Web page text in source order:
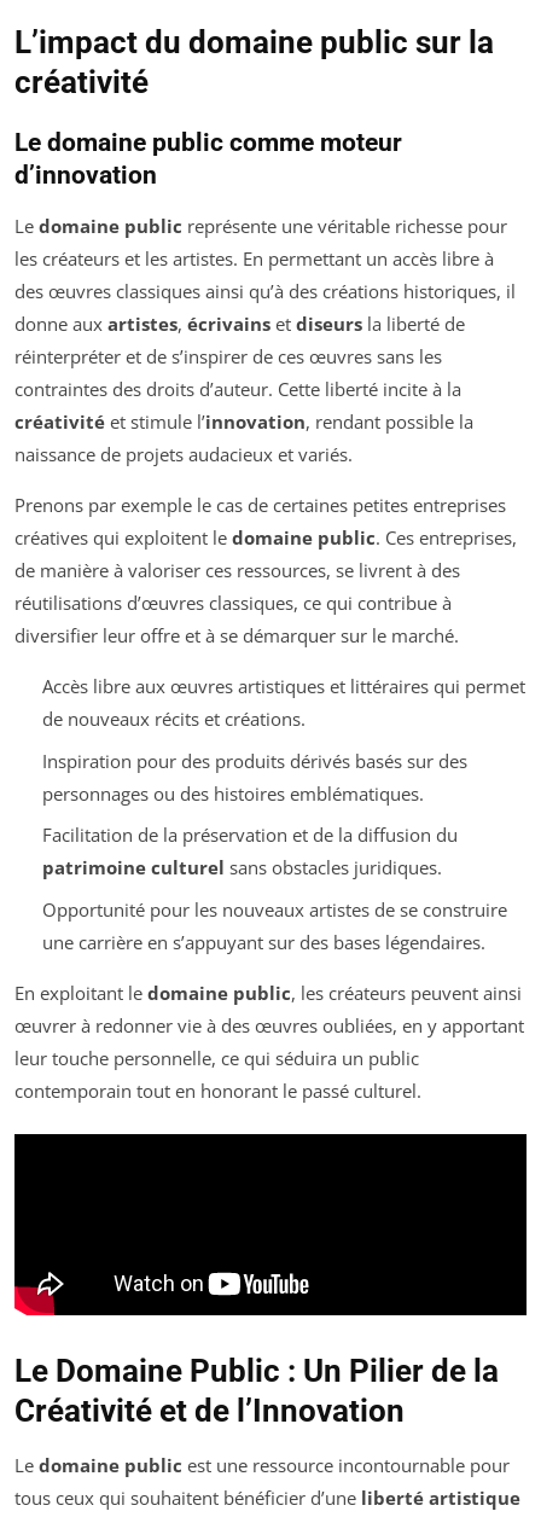
L’impact du domaine public sur la
créativité
Le domaine public comme moteur
d’innovation
Le domaine public représente une véritable richesse pour
les créateurs et les artistes. En permettant un accès libre à
des œuvres classiques ainsi qu’à des créations historiques, il
donne aux artistes, écrivains et diseurs la liberté de
réinterpréter et de s’inspirer de ces œuvres sans les
contraintes des droits d’auteur. Cette liberté incite à la
créativité et stimule l’innovation, rendant possible la
naissance de projets audacieux et variés.
Prenons par exemple le cas de certaines petites entreprises
créatives qui exploitent le domaine public. Ces entreprises,
de manière à valoriser ces ressources, se livrent à des
réutilisations d’œuvres classiques, ce qui contribue à
diversifier leur offre et à se démarquer sur le marché.
Accès libre aux œuvres artistiques et littéraires qui permet
de nouveaux récits et créations.
Inspiration pour des produits dérivés basés sur des
personnages ou des histoires emblématiques.
Facilitation de la préservation et de la diffusion du
patrimoine culturel sans obstacles juridiques.
Opportunité pour les nouveaux artistes de se construire
une carrière en s’appuyant sur des bases légendaires.
En exploitant le domaine public, les créateurs peuvent ainsi
œuvrer à redonner vie à des œuvres oubliées, en y apportant
leur touche personnelle, ce qui séduira un public
contemporain tout en honorant le passé culturel.
Le Domaine Public : Un Pilier de la
Créativité et de l’Innovation
Le domaine public est une ressource incontournable pour
tous ceux qui souhaitent bénéficier d’une liberté artistique